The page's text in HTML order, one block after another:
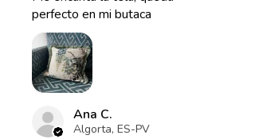
perfecto en mi butaca
Ana C.
Algorta, ES-PV